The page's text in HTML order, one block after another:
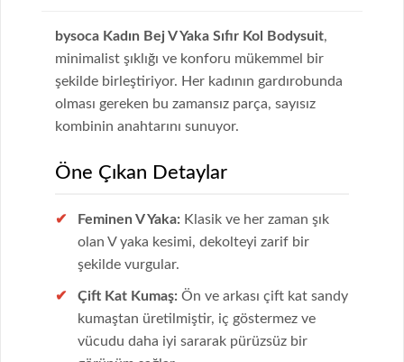
bysoca Kadın Bej V Yaka Sıfır Kol Bodysuit,
minimalist şıklığı ve konforu mükemmel bir
şekilde birleştiriyor. Her kadının gardırobunda
olması gereken bu zamansız parça, sayısız
kombinin anahtarını sunuyor.
Öne Çıkan Detaylar
Feminen V Yaka: Klasik ve her zaman şık
olan V yaka kesimi, dekolteyi zarif bir
şekilde vurgular.
Çift Kat Kumaş: Ön ve arkası çift kat sandy
kumaştan üretilmiştir, iç göstermez ve
vücudu daha iyi sararak pürüzsüz bir